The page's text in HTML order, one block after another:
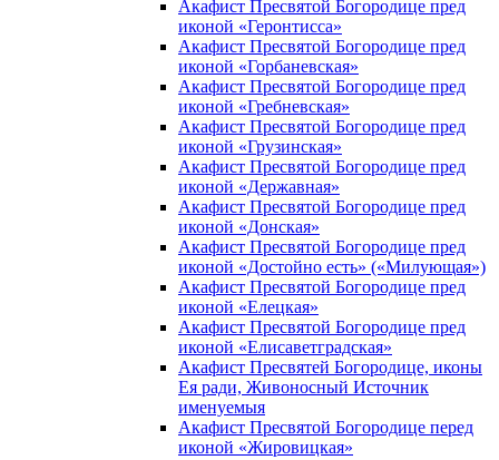
Акафист Пресвятой Богородице пред
иконой «Геронтисса»
Акафист Пресвятой Богородице пред
иконой «Горбаневская»
Акафист Пресвятой Богородице пред
иконой «Гребневская»
Акафист Пресвятой Богородице пред
иконой «Грузинская»
Акафист Пресвятой Богородице пред
иконой «Державная»
Акафист Пресвятой Богородице пред
иконой «Донская»
Акафист Пресвятой Богородице пред
иконой «Достойно есть» («Милующая»)
Акафист Пресвятой Богородице пред
иконой «Елецкая»
Акафист Пресвятой Богородице пред
иконой «Елисаветградская»
Акафист Пресвятей Богородице, иконы
Ея ради, Живоносный Источник
именуемыя
Акафист Пресвятой Богородице перед
иконой «Жировицкая»